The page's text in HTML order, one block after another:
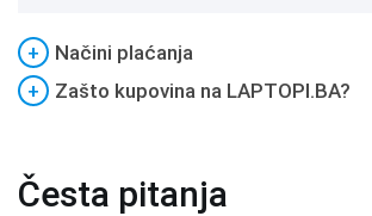
+
Načini plaćanja
+
Zašto kupovina na LAPTOPI.BA?
Česta pitanja